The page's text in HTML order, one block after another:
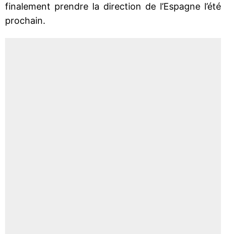
finalement prendre la direction de l’Espagne l’été
prochain.